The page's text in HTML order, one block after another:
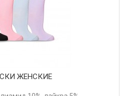
ЖЕНСКИЕ